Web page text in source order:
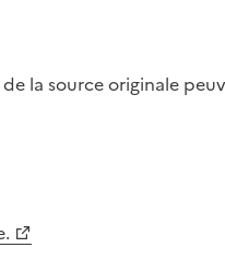
la source originale